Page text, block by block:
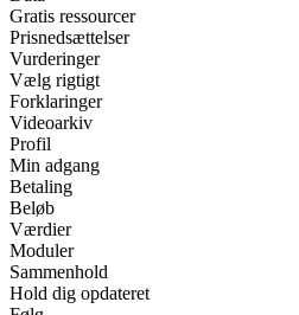
Gratis ressourcer
Prisnedsættelser
Vurderinger
Vælg rigtigt
Forklaringer
Videoarkiv
Profil
Min adgang
Betaling
Beløb
Værdier
Moduler
Sammenhold
Hold dig opdateret